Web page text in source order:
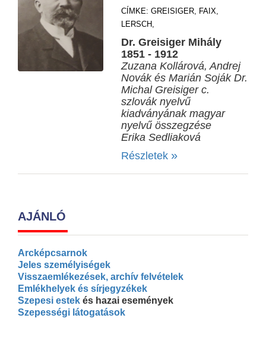
CÍMKE:GREISIGER, FAIX,
LERSCH,
Dr. Greisiger Mihály
1851 - 1912
Zuzana Kollárová, Andrej
Novák és Marián Soják Dr.
Michal Greisiger c.
szlovák nyelvű
kiadványának magyar
nyelvű összegzése
Erika Sedliaková
Részletek »
AJÁNLÓ
Arcképcsarnok
Jeles személyiségek
Visszaemlékezések, archív felvételek
Emlékhelyek és sírjegyzékek
Szepesi estek és hazai események
Szepességi látogatások